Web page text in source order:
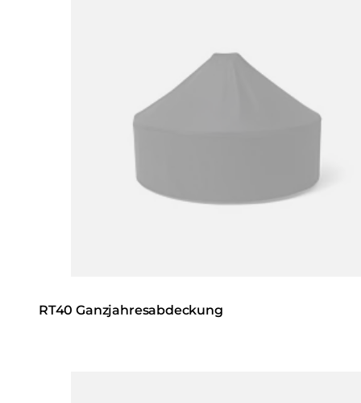
RT40 Ganzjahresabdeckung